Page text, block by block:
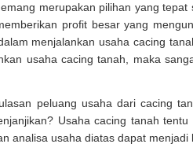
merupakan pilihan yang
profit besar yang
menjalankan usaha cacing
usaha cacing tanah, maka
peluang usaha dari cacing
Usaha cacing tanah
analisa usaha diatas dapat menjadi